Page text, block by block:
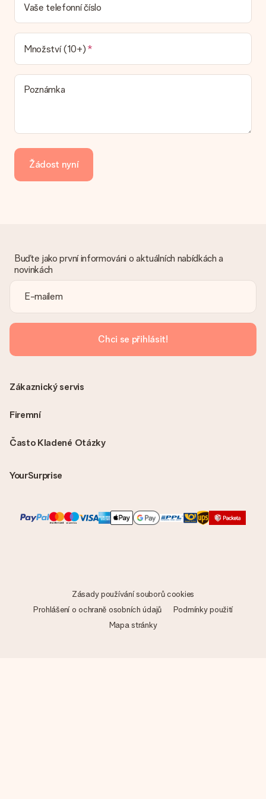
náš dopravce vám dodá váš dárek.
Jaké možnosti doručení si mohu vybrat?
V současné době není možné zvolit možnost doručení. Dárek,
který chcete objednat, je buď odeslán jako balíček nebo jako
doručování poštovní schránky. Chcete vědět, na kterou
možnost spadá vaše objednávka? Kontaktujte prosím náš
zákaznický servis.
Jak mohu zaplatit objednávku?
kartu, fakturu přes Klarna nebo ruční převod. V případě ručního
převodu platby prosím vezměte v úvahu dodací lhůtu 3 dny
navíc.
vhodné řešení.
Je faktura odeslána spolu s objednávkou?
vždy v potvrzovacím e-mailu a vždy ji najdete ve svém účtu
MySurprise. To znamená, že můžete dar doručit přímo
příjemci, což je opravdovým překvapením!
Vaše telefonní číslo
Množství (10+)
Poznámka
Žádost nyní
Buďte jako první informováni o aktuálních nabídkách a
novinkách
Chci se přihlásit!
Často Kladené Otázky
YourSurprise
Zákaznický servis
Firemní
Zásady používání souborů cookies
Prohlášení o ochraně osobních údajů
Podmínky použití
Mapa stránky